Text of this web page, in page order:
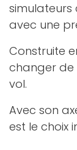
simulateurs
avec une
Construite
changer de
vol.
Avec son
est le choix